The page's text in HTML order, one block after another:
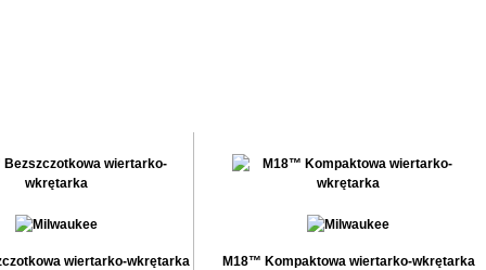
wiertarko-wkrętarka M18™ Kompaktowa wiertarko-wkrętarka